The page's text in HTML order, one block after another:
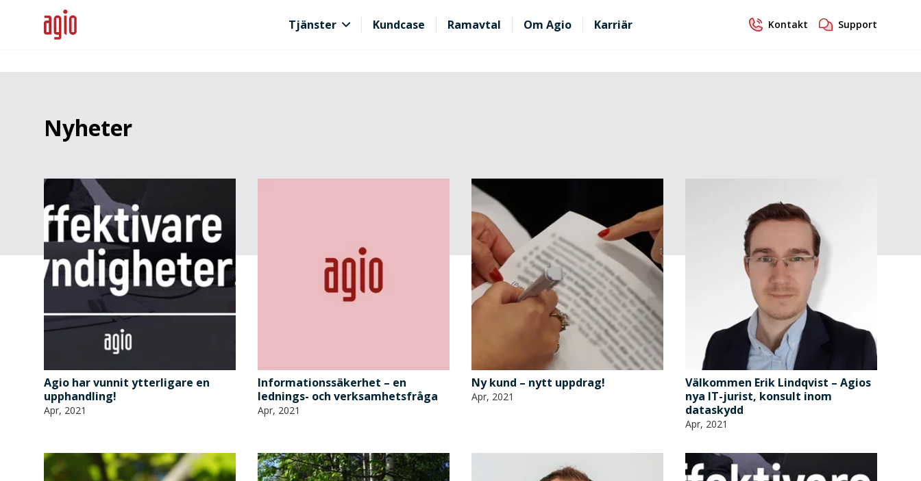
Tjänster Kundcase Ramavtal Om Agio Karriär Kontakt Support
Nyheter
Agio har vunnit ytterligare en
upphandling!
Apr, 2021
Informationssäkerhet – en
lednings- och verksamhetsfråga
Apr, 2021
Ny kund – nytt uppdrag!
Apr, 2021
Välkommen Erik Lindqvist – Agios
nya IT-jurist, konsult inom
dataskydd
Apr, 2021